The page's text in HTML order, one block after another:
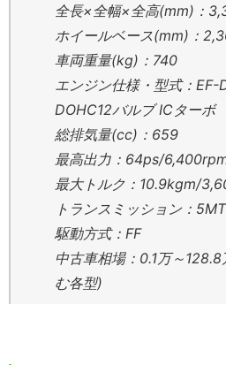
全長×全幅×全高(mm)：
ホイールベース(mm)：
車両重量(kg)：740
エンジン仕様・型式：EF-
DOHC12バルブ ICターボ
総排気量(cc)：659
最高出力：64ps/
最大トルク：10.9kgm/
トランスミッション：5MT
駆動方式：FF
中古車相場：0.1万～
む各型)